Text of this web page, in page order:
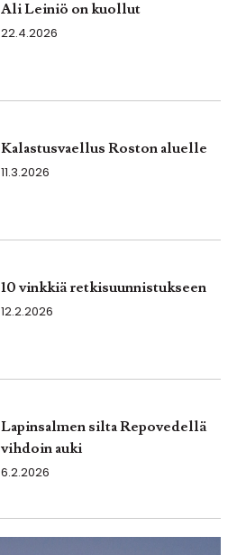
Ali Leiniö on kuollut
22.4.2026
Kalastusvaellus Roston aluelle
11.3.2026
10 vinkkiä retkisuunnistukseen
12.2.2026
Lapinsalmen silta Repovedellä
vihdoin auki
6.2.2026